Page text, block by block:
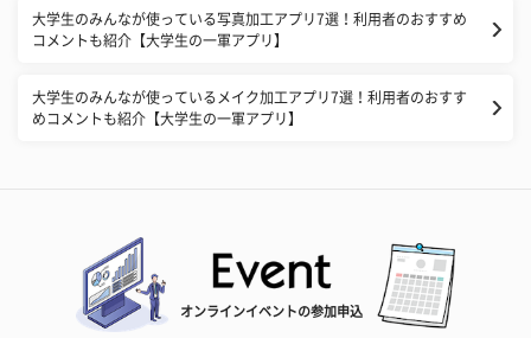
大学生のみんなが使っている写真加工アプリ7選！利用者のおすすめ
コメントも紹介【大学生の一軍アプリ】
大学生のみんなが使っているメイク加工アプリ7選！利用者のおすす
めコメントも紹介【大学生の一軍アプリ】
オンラインイベントの参加申込